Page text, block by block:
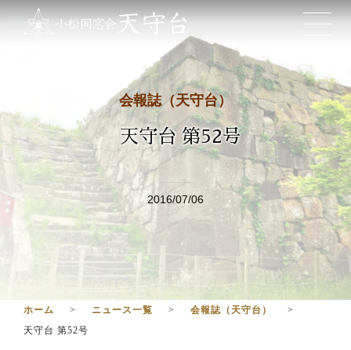
会報誌（天守台）
天守台 第52号
2016/07/06
ホーム ニュース一覧
会報誌（天守台）
天守台 第52号